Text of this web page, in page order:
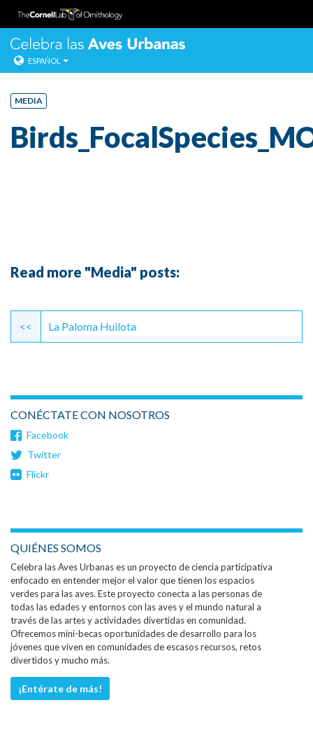
Salta
directo
contenido.
ESPAÑOL
MEDIA
Read more "Media" posts:
Continue
Reading
<< La Paloma Huilota
CONÉCTATE CON NOSOTROS
Facebook
Twitter
Flickr
QUIÉNES SOMOS
Celebra las Aves Urbanas es un proyecto de ciencia participativa
enfocado en entender mejor el valor que tienen los espacios
verdes para las aves. Este proyecto conecta a las personas de
todas las edades y entornos con las aves y el mundo natural a
través de las artes y actividades divertidas en comunidad.
Ofrecemos mini-becas oportunidades de desarrollo para los
jóvenes que viven en comunidades de escasos recursos, retos
divertidos y mucho más.
¡Entérate de más!